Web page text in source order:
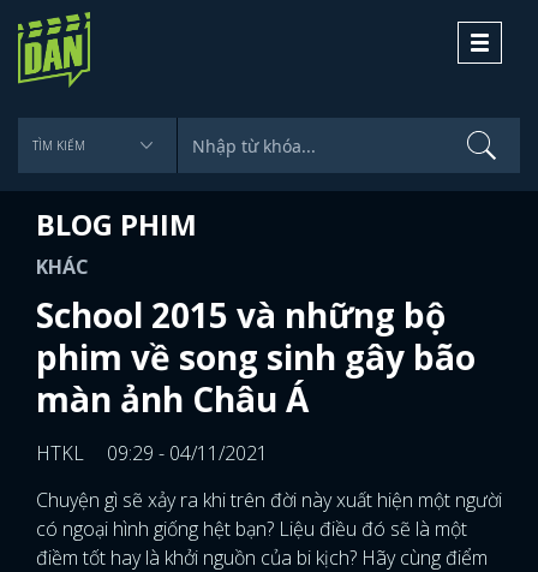
Toggle
BLOG PHIM
KHÁC
School 2015 và những bộ
phim về song sinh gây bão
màn ảnh Châu Á
HTKL
09:29 - 04/11/2021
Chuyện gì sẽ xảy ra khi trên đời này xuất hiện một người
có ngoại hình giống hệt bạn? Liệu điều đó sẽ là một
điềm tốt hay là khởi nguồn của bi kịch? Hãy cùng điểm